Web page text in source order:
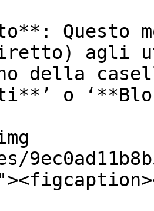
Questo
agli
della
o